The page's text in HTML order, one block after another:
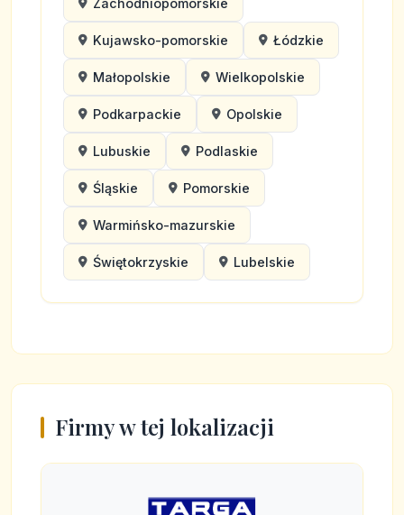
Zachodniopomorskie
Kujawsko-pomorskie Łódzkie
Małopolskie Wielkopolskie
Podkarpackie Opolskie
Lubuskie Podlaskie
Śląskie Pomorskie
Warmińsko-mazurskie
Świętokrzyskie Lubelskie
Firmy w tej lokalizacji